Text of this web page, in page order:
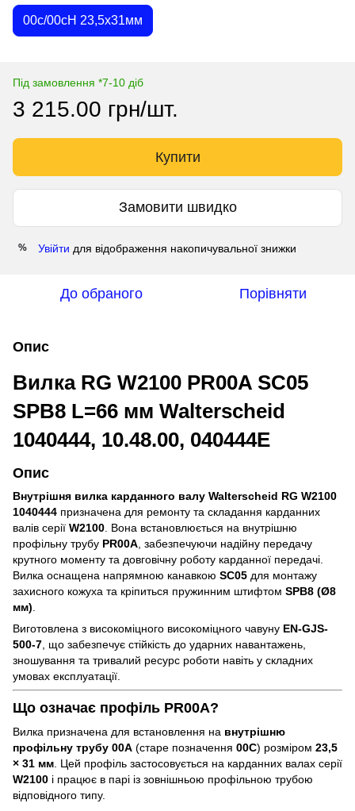
00c/00cH 23,5х31мм
Під замовлення *7-10 діб
3 215.00 грн/шт.
Купити
Замовити швидко
% Увійти для відображення накопичувальної знижки
До обраного Порівняти
Опис
Вилка RG W2100 PR00A SC05
SPB8 L=66 мм Walterscheid
1040444, 10.48.00, 040444E
Опис
Внутрішня вилка карданного валу Walterscheid RG W2100
1040444 призначена для ремонту та складання карданних
валів серії W2100 . Вона встановлюється на внутрішню
профільну трубу PR00A , забезпечуючи надійну передачу
крутного моменту та довговічну роботу карданної передачі.
Вилка оснащена напрямною канавкою SC05 для монтажу
захисного кожуха та кріпиться пружинним штифтом SPB8 (Ø8
мм)
Виготовлена з високоміцного високоміцного чавуну EN-GJS-
500-7 , що забезпечує стійкість до ударних навантажень,
зношування та тривалий ресурс роботи навіть у складних
умовах експлуатації.
Що означає профіль PR00A?
Вилка призначена для встановлення на внутрішню
профільну трубу 00A (старе позначення 00C) розміром 23,5
× 31 мм . Цей профіль застосовується на карданних валах серії
W2100 і працює в парі із зовнішньою профільною трубою
відповідного типу.